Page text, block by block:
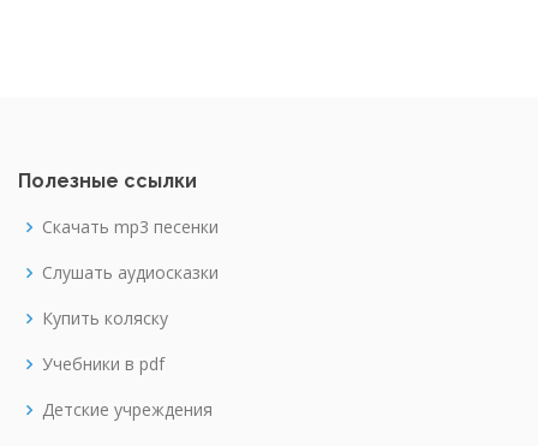
Полезные ссылки
Скачать mp3 песенки
Слушать аудиосказки
Купить коляску
Учебники в pdf
Детские учреждения